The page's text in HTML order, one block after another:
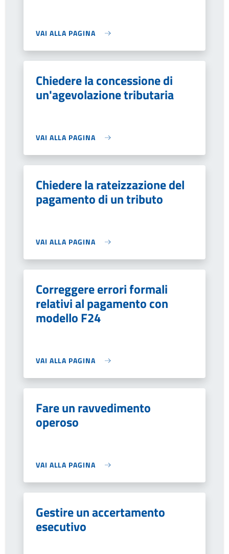
VAI ALLA PAGINA
Chiedere la concessione di
un'agevolazione tributaria
VAI ALLA PAGINA
Chiedere la rateizzazione del
pagamento di un tributo
VAI ALLA PAGINA
Correggere errori formali
relativi al pagamento con
modello F24
VAI ALLA PAGINA
Fare un ravvedimento
operoso
VAI ALLA PAGINA
Gestire un accertamento
esecutivo